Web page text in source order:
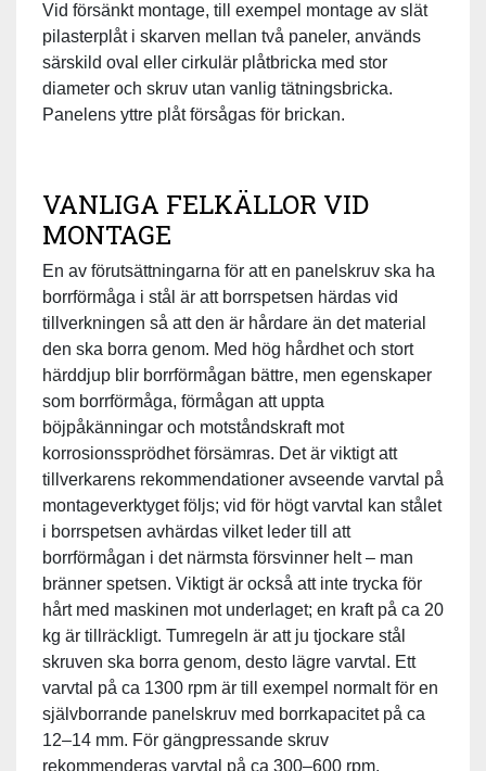
Vid försänkt montage, till exempel montage av slät
pilasterplåt i skarven mellan två paneler, används
särskild oval eller cirkulär plåtbricka med stor
diameter och skruv utan vanlig tätningsbricka.
Panelens yttre plåt försågas för brickan.
VANLIGA FELKÄLLOR VID
MONTAGE
En av förutsättningarna för att en panelskruv ska ha
borrförmåga i stål är att borrspetsen härdas vid
tillverkningen så att den är hårdare än det material
den ska borra genom. Med hög hårdhet och stort
härddjup blir borrförmågan bättre, men egenskaper
som borrförmåga, förmågan att uppta
böjpåkänningar och motståndskraft mot
korrosionssprödhet försämras. Det är viktigt att
tillverkarens rekommendationer avseende varvtal på
montageverktyget följs; vid för högt varvtal kan stålet
i borrspetsen avhärdas vilket leder till att
borrförmågan i det närmsta försvinner helt – man
bränner spetsen. Viktigt är också att inte trycka för
hårt med maskinen mot underlaget; en kraft på ca 20
kg är tillräckligt. Tumregeln är att ju tjockare stål
skruven ska borra genom, desto lägre varvtal. Ett
varvtal på ca 1300 rpm är till exempel normalt för en
självborrande panelskruv med borrkapacitet på ca
12–14 mm. För gängpressande skruv
rekommenderas varvtal på ca 300–600 rpm.